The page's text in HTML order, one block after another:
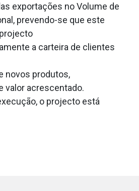
exportações no Volume de
prevendo-se que este
a carteira de clientes
novos produtos,
valor acrescentado.
o projecto está